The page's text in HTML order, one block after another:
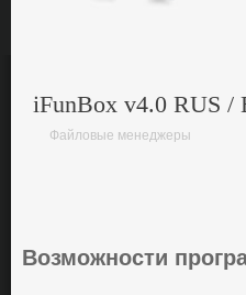
iFunBox v4.0 RUS
Файловые менеджеры
Вoзмoжнocти